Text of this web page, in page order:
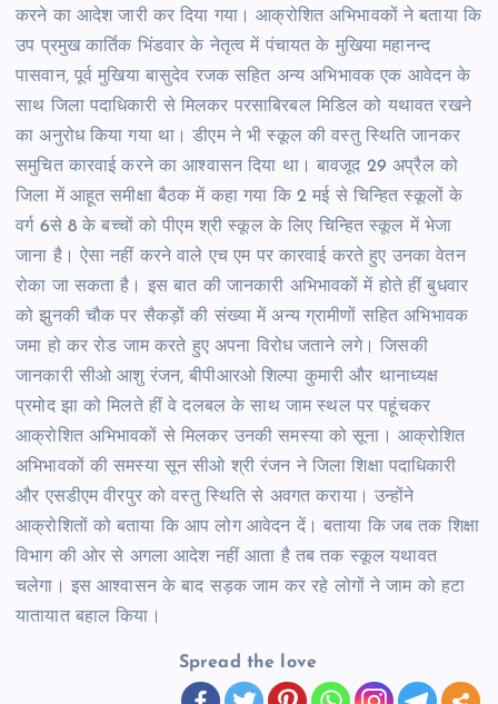
करने का आदेश जारी कर दिया गया। आक्रोशित अभिभावकों ने बताया कि
उप प्रमुख कार्तिक भिंडवार के नेतृत्व में पंचायत के मुखिया महानन्द
पासवान, पूर्व मुखिया बासुदेव रजक सहित अन्य अभिभावक एक आवेदन के
साथ जिला पदाधिकारी से मिलकर परसाबिरबल मिडिल को यथावत रखने
का अनुरोध किया गया था। डीएम ने भी स्कूल की वस्तु स्थिति जानकर
समुचित कारवाई करने का आश्वासन दिया था। बावजूद 29 अप्रैल को
जिला में आहूत समीक्षा बैठक में कहा गया कि 2 मई से चिन्हित स्कूलों के
वर्ग 6से 8 के बच्चों को पीएम श्री स्कूल के लिए चिन्हित स्कूल में भेजा
जाना है। ऐसा नहीं करने वाले एच एम पर कारवाई करते हुए उनका वेतन
रोका जा सकता है। इस बात की जानकारी अभिभावकों में होते हीं बुधवार
को झुनकी चौक पर सैकड़ों की संख्या में अन्य ग्रामीणों सहित अभिभावक
जमा हो कर रोड जाम करते हुए अपना विरोध जताने लगे। जिसकी
जानकारी सीओ आशु रंजन, बीपीआरओ शिल्पा कुमारी और थानाध्यक्ष
प्रमोद झा को मिलते हीं वे दलबल के साथ जाम स्थल पर पहूंचकर
आक्रोशित अभिभावकों से मिलकर उनकी समस्या को सूना। आक्रोशित
अभिभावकों की समस्या सून सीओ श्री रंजन ने जिला शिक्षा पदाधिकारी
और एसडीएम वीरपुर को वस्तु स्थिति से अवगत कराया। उन्होंने
आक्रोशितों को बताया कि आप लोग आवेदन दें। बताया कि जब तक शिक्षा
विभाग की ओर से अगला आदेश नहीं आता है तब तक स्कूल यथावत
चलेगा। इस आश्वासन के बाद सड़क जाम कर रहे लोगों ने जाम को हटा
यातायात बहाल किया।
Spread the love